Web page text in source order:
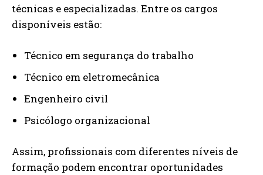
técnicas e especializadas. Entre os cargos
disponíveis estão:
Técnico em segurança do trabalho
Técnico em eletromecânica
Engenheiro civil
Psicólogo organizacional
Assim, profissionais com diferentes níveis de
formação podem encontrar oportunidades